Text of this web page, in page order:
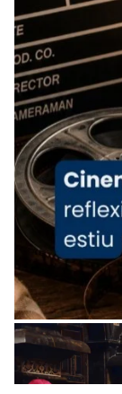
07/carmina-
espana-
Foto
View on Facebook
1 week
«Avui les
ajuden a
Mons.
presidit
Santes de
🔗
📸 J. Merino